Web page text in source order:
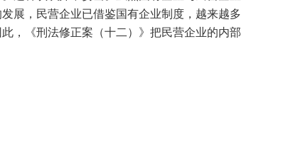
展，民营企业已借鉴国有企业制度，越来越多
，《刑法修正案（十二）》把民营企业的内部